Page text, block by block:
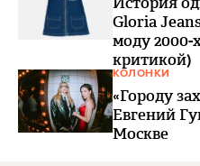
Gloria
моду 2000-
критикой)
КОЛОНКИ
«Городу
Евгений
Москве